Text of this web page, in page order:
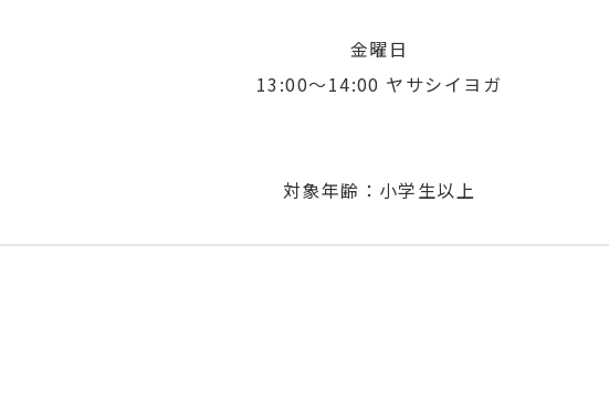
金曜日
13:00〜14:00 ヤサシイヨガ
対象年齢：小学生以上